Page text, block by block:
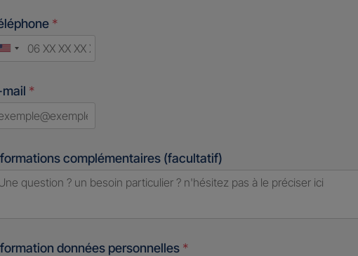
*
United
+1
mail *
complémentaires (facultatif)
données personnelles *